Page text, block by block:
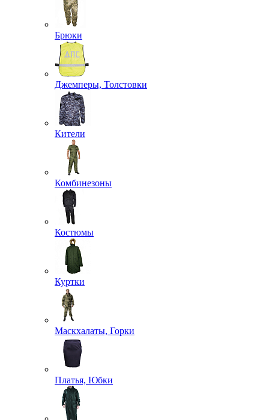
Брюки
Джемперы, Толстовки
Кители
Комбинезоны
Костюмы
Куртки
Маскхалаты, Горки
Платья, Юбки